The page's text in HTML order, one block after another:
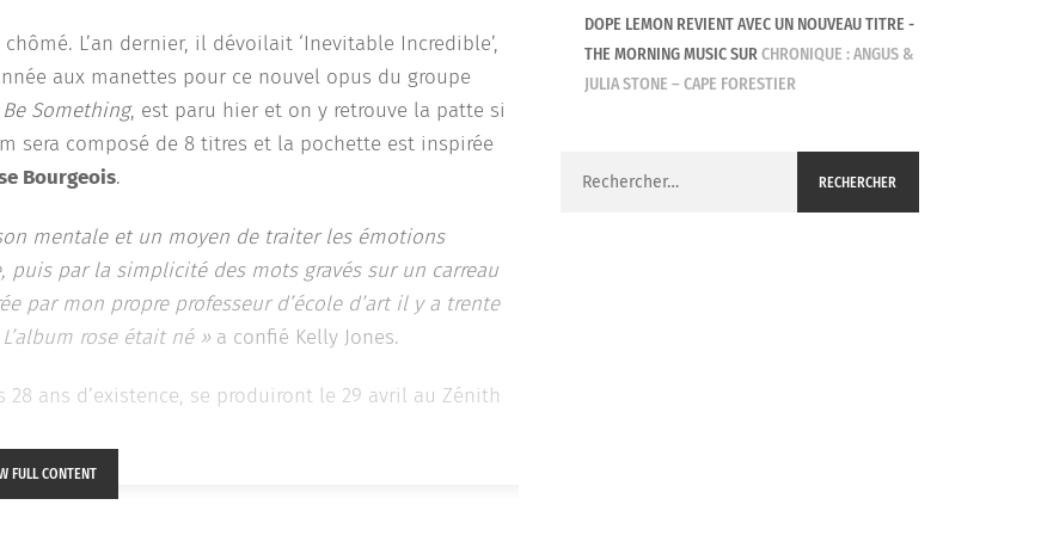
chômé. L’an dernier, il dévoilait ‘Inevitable Incredible’,
aux manettes pour ce nouvel opus du groupe
Be Something, est paru hier et on y retrouve la patte si
sera composé de 8 titres et la pochette est inspirée
Bourgeois.
mentale et un moyen de traiter les émotions
puis par la simplicité des mots gravés sur un carreau
par mon propre professeur d’école d’art il y a trente
rose était né » a confié Kelly Jones.
ans d’existence, se produiront le 29 avril au Zénith
FULL CONTENT
DOPE LEMON REVIENT AVEC UN NOUVEAU TITRE -
THE MORNING MUSICSURCHRONIQUE : ANGUS &
JULIA STONE – CAPE FORESTIER